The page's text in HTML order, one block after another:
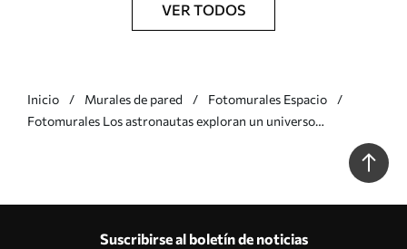
VER TODOS
Inicio Murales de pared
Fotomurales Espacio
Fotomurales Los astronautas exploran un universo
Suscribirse al boletín de noticias